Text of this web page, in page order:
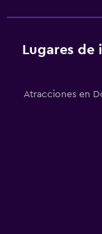
Máquina
Lugares de
Atracciones en